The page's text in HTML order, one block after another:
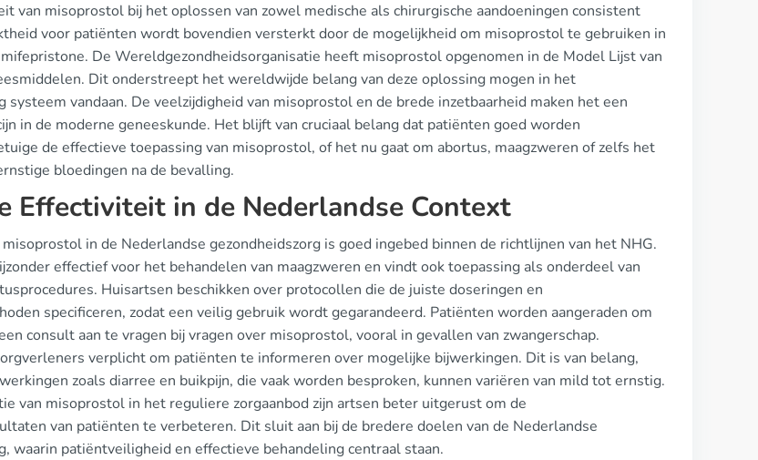
van misoprostol bij het oplossen van zowel medische als chirurgische aandoeningen consistent
voor patiënten wordt bovendien versterkt door de mogelijkheid om misoprostol te gebruiken in
De Wereldgezondheidsorganisatie heeft misoprostol opgenomen in de Model Lijst van
Dit onderstreept het wereldwijde belang van deze oplossing mogen in het
systeem vandaan. De veelzijdigheid van misoprostol en de brede inzetbaarheid maken het een
in de moderne geneeskunde. Het blijft van cruciaal belang dat patiënten goed worden
de effectieve toepassing van misoprostol, of het nu gaat om abortus, maagzweren of zelfs het
bloedingen na de bevalling.
Effectiviteit in de Nederlandse Context
in de Nederlandse gezondheidszorg is goed ingebed binnen de richtlijnen van het NHG.
effectief voor het behandelen van maagzweren en vindt ook toepassing als onderdeel van
Huisartsen beschikken over protocollen die de juiste doseringen en
specificeren, zodat een veilig gebruik wordt gegarandeerd. Patiënten worden aangeraden om
consult aan te vragen bij vragen over misoprostol, vooral in gevallen van zwangerschap.
verplicht om patiënten te informeren over mogelijke bijwerkingen. Dit is van belang,
zoals diarree en buikpijn, die vaak worden besproken, kunnen variëren van mild tot ernstig.
van misoprostol in het reguliere zorgaanbod zijn artsen beter uitgerust om de
van patiënten te verbeteren. Dit sluit aan bij de bredere doelen van de Nederlandse
waarin patiëntveiligheid en effectieve behandeling centraal staan.